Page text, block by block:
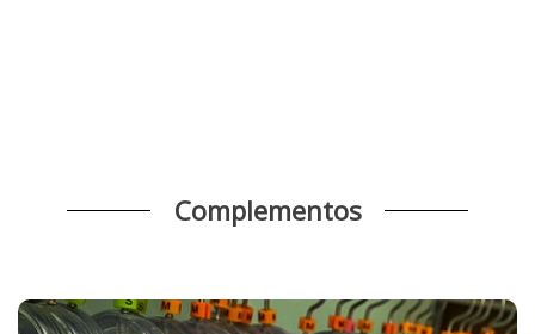
Complementos